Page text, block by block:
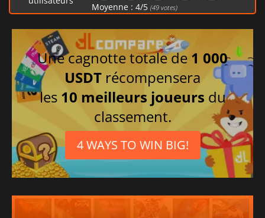
Moyenne : 4/5 (49votes)
Une cagnotte totale de 1 000
USDT récompensera
les 10 meilleurs joueurs du
classement.
4 WAYS TO WIN BIG!